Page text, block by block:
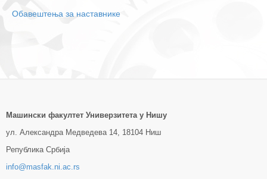
Обавештења за наставнике
Машински факултет Универзитетa у Нишу
ул. Александра Медведева 14, 18104 Ниш
Република Србија
info@masfak.ni.ac.rs